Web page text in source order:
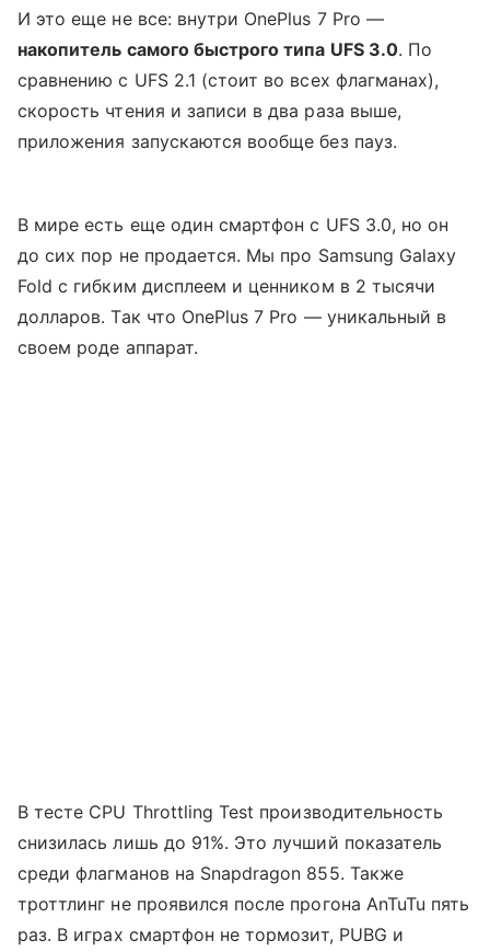
И это еще не все: внутри OnePlus 7 Pro —
накопитель самого быстрого типа UFS 3.0. По
сравнению с UFS 2.1 (стоит во всех флагманах),
скорость чтения и записи в два раза выше,
приложения запускаются вообще без пауз.
В мире есть еще один смартфон с UFS 3.0, но он
до сих пор не продается. Мы про Samsung Galaxy
Fold с гибким дисплеем и ценником в 2 тысячи
долларов. Так что OnePlus 7 Pro — уникальный в
своем роде аппарат.
В тесте CPU Throttling Test производительность
снизилась лишь до 91%. Это лучший показатель
среди флагманов на Snapdragon 855. Также
троттлинг не проявился после прогона AnTuTu пять
раз. В играх смартфон не тормозит, PUBG и